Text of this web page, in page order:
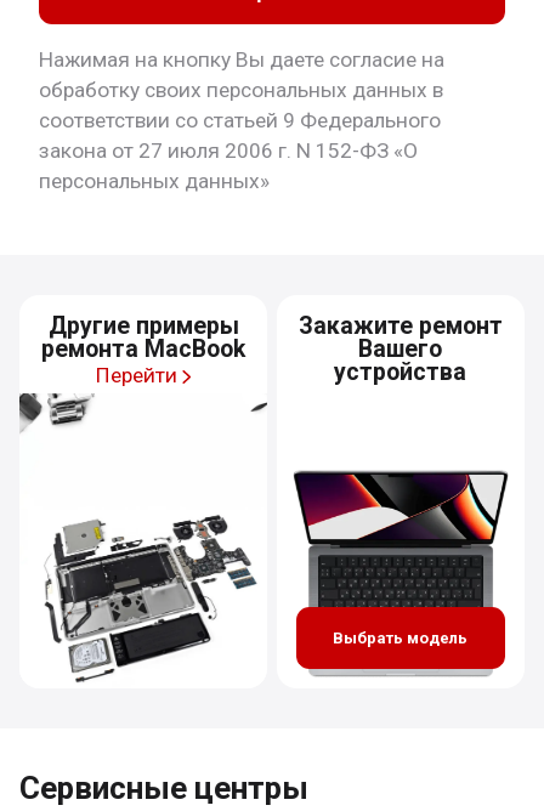
Нажимая на кнопку Вы даете согласие на
обработку своих персональных данных в
соответствии со статьей 9 Федерального
закона от 27 июля 2006 г. N 152-ФЗ «О
персональных данных»
Другие примеры
ремонта MacBook
Перейти
Закажите ремонт
Вашего
устройства
Выбрать модель
Сервисные центры